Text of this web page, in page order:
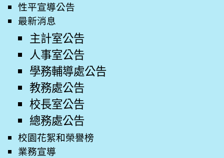
性平宣導公告
最新消息
主計室公告
人事室公告
學務輔導處公告
教務處公告
校長室公告
總務處公告
校園花絮和榮譽榜
業務宣導